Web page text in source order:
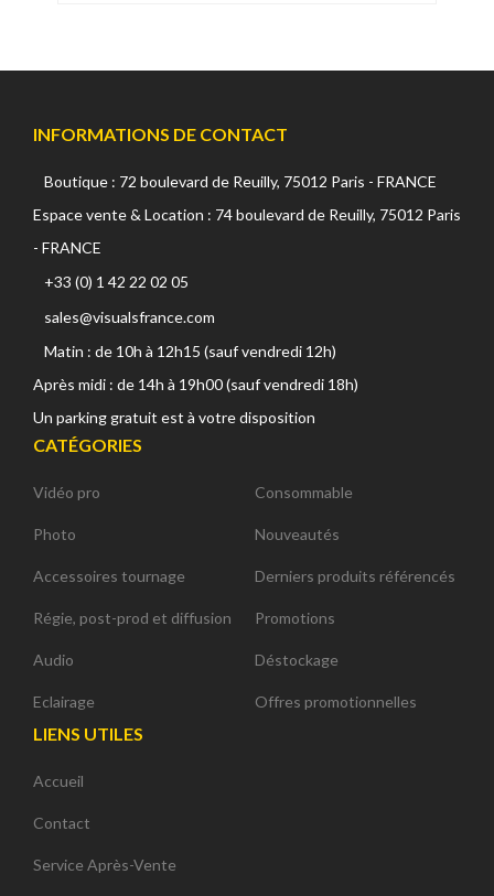
INFORMATIONS DE CONTACT
Boutique : 72 boulevard de Reuilly, 75012 Paris - FRANCE
Espace vente & Location : 74 boulevard de Reuilly, 75012 Paris
- FRANCE
+33 (0) 1 42 22 02 05
sales@visualsfrance.com
Matin : de 10h à 12h15 (sauf vendredi 12h)
Après midi : de 14h à 19h00 (sauf vendredi 18h)
Un parking gratuit est à votre disposition
CATÉGORIES
Vidéo pro
Photo
Accessoires tournage
Régie, post-prod et diffusion
Audio
Eclairage
Consommable
Nouveautés
Derniers produits référencés
Promotions
Déstockage
Offres promotionnelles
LIENS UTILES
Accueil
Contact
Service Après-Vente